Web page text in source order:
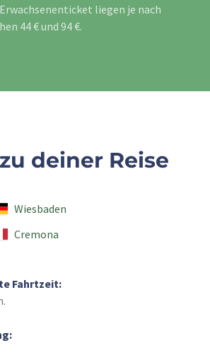
liegen je nach
44 € und 94 €.
deiner Reise
Wiesbaden
Cremona
Fahrtzeit: